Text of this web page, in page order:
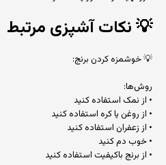
💡نکات آشپزی مرتبط
💡 خوشمزه کردن برنج:
روش‌ها:
• از نمک استفاده کنید
• از روغن یا کره استفاده کنید
• از زعفران استفاده کنید
• خوب دم کنید
• از برنج باکیفیت استفاده کنید